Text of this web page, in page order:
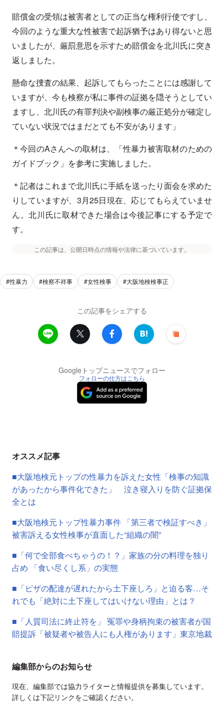
賠償金の受領は被害者としての正当な権利行使ですし、
今回のような重大な性被害で起訴猶予はあり得ないと思
いましたが、厳罰意思を示すため賠償金を北川氏に突き
返しました。
懸命な捜査の結果、起訴してもらったことには感謝して
いますが、今も検察が私に事件の証拠を隠そうとしてい
ますし、北川氏の有罪判決や副検事の厳正処分が確定し
ていない状況ではまだとても不安があります」
＊今回のAさんへの取材は、「性暴力被害取材のための
ガイドブック」を参考に実施しました。
＊記者はこれまで北川氏に手紙を送ったり面会を求めた
りしていますが、3月25日現在、応じてもらえていませ
ん。北川氏に取材できた場合は今後記事にする予定で
す。
この記事は、公開日時点の情報や法律に基づいています。
#性暴力 #検察不祥事 #女性検事 #大阪地検検事正
この記事をシェアする
Googleトップニュースでフォロー
フォローの仕方はこちら
オススメ記事
■大阪地検元トップの性暴力を訴えた女性「検事の知識
があったから事件化できた」 泣き寝入りを防ぐ証拠保
全とは
■大阪地検元トップ性暴力事件 「第三者で検証すべき」
被害訴える女性検事が直面した“組織の闇”
■「何で全部食べちゃうの！？」家族の分の料理を独り
占め 「食い尽くし系」の実態
■「ピザの配達が遅れたから土下座しろ」と迫る客…そ
れでも「絶対に土下座してはいけない理由」とは？
■「人質司法に終止符を」 冤罪や身柄拘束の被害者が国
賠提訴「被疑者や被告人にも人権があります」東京地裁
編集部からのお知らせ
現在、編集部では協力ライターと情報提供を募集しています。
詳しくは下記リンクをご確認ください。